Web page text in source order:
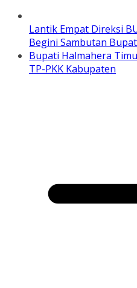
Lantik Empat Direksi
Begini Sambutan
Bupati Halmahera
TP-PKK Kabupaten